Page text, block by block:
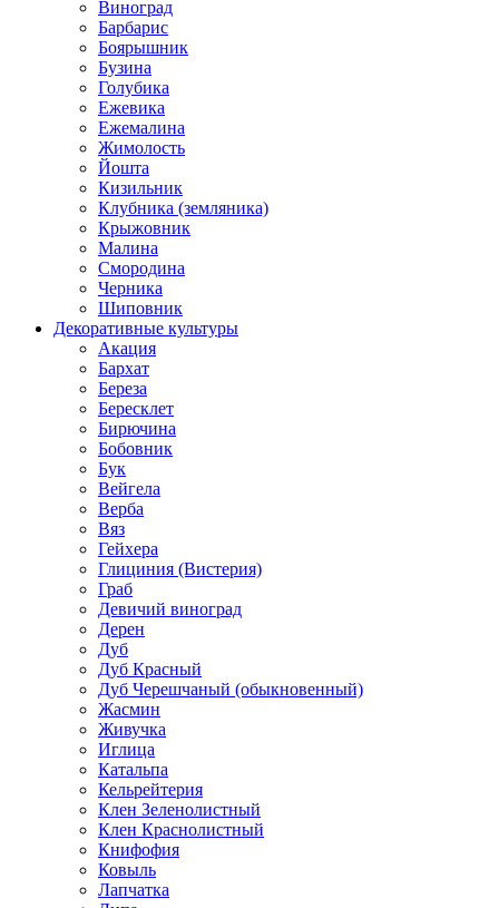
Виноград
Барбарис
Боярышник
Бузина
Голубика
Ежевика
Ежемалина
Жимолость
Йошта
Кизильник
Клубника (земляника)
Крыжовник
Малина
Смородина
Черника
Шиповник
Декоративные культуры
Акация
Бархат
Береза
Бересклет
Бирючина
Бобовник
Бук
Вейгела
Верба
Вяз
Гейхера
Глициния (Вистерия)
Граб
Девичий виноград
Дерен
Дуб
Дуб Красный
Дуб Черешчаный (обыкновенный)
Жасмин
Живучка
Иглица
Катальпа
Кельрейтерия
Клен Зеленолистный
Клен Краснолистный
Книфофия
Ковыль
Лапчатка